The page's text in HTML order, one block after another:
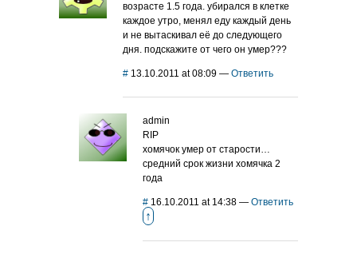
возрасте 1.5 года. убирался в клетке
каждое утро, менял еду каждый день
и не вытаскивал её до следующего
дня. подскажите от чего он умер???
# 13.10.2011 at 08:09 — Ответить
admin
RIP
хомячок умер от старости…
средний срок жизни хомячка 2
года
# 16.10.2011 at 14:38 — Ответить
↑